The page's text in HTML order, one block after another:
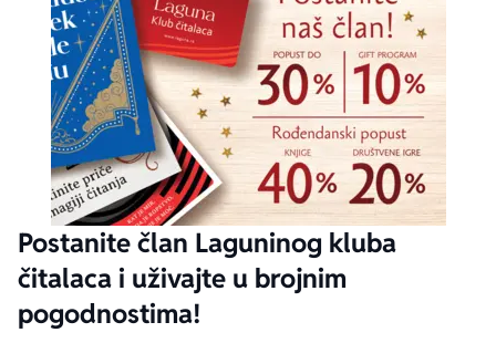
Postanite član Laguninog kluba
čitalaca i uživajte u brojnim
pogodnostima!